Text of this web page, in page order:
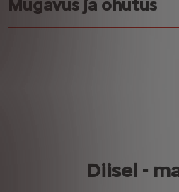
Mugavus ja ohutus
Diisel -